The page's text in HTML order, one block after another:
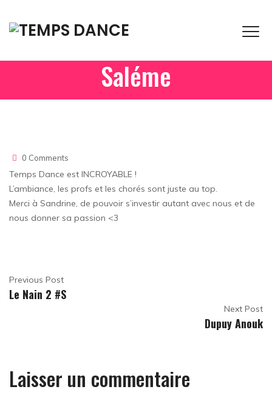
Saléme
0 Comments
Temps Dance est INCROYABLE !
L’ambiance, les profs et les chorés sont juste au top.
Merci à Sandrine, de pouvoir s’investir autant avec nous et de
nous donner sa passion <3
Previous Post
Le Nain 2 #S
Next Post
Dupuy Anouk
Laisser un commentaire